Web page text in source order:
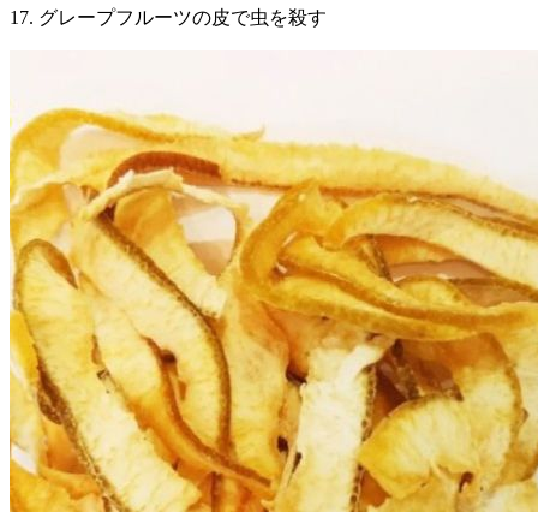
17. グレープフルーツの皮で虫を殺す